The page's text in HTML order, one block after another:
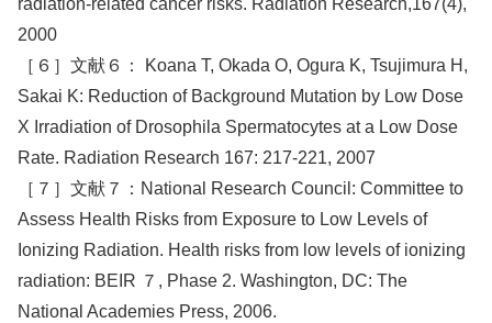
2000
［６］文献６： Koana T, Okada O, Ogura K, Tsujimura H,
Sakai K: Reduction of Background Mutation by Low Dose
X Irradiation of Drosophila Spermatocytes at a Low Dose
Rate. Radiation Research 167: 217-221, 2007
［７］文献７：National Research Council: Committee to
Assess Health Risks from Exposure to Low Levels of
Ionizing Radiation. Health risks from low levels of ionizing
radiation: BEIR ７, Phase 2. Washington, DC: The
National Academies Press, 2006.